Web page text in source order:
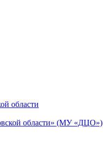
области
области» (МУ «ДЦО»)